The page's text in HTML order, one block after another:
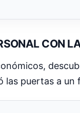
CON
las puertas a